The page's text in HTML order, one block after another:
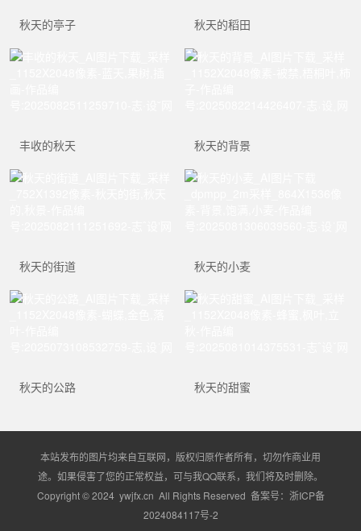
秋天的亭子 秋天的稻田
丰收的秋天 秋天的背景
秋天的街道 秋天的小麦
秋天的公路 秋天的甜蜜
本站发布的图片均来自互联网，版权归原作者所有，切勿作商业用
途。如果侵害了您的正常权益，可与我QQ联系，我们将及时删除。
Copyright © 2024 ywjfx.cn All Rights Reserved 备案号： 浙ICP备
2024084117号-2